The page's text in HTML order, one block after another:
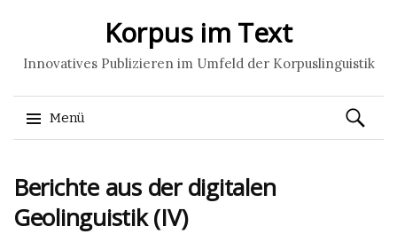
Korpus im Text
Innovatives Publizieren im Umfeld der Korpuslinguistik
Menü
zum
Suchen
nach:
Berichte aus der digitalen
Geolinguistik (IV)